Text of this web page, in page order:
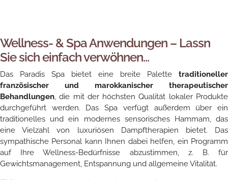
Wellness- & Spa Anwendungen – Lassn
Sie sich einfach verwöhnen…
Das Paradis Spa bietet eine breite Palette traditioneller
französischer und marokkanischer therapeutischer
Behandlungen, die mit der höchsten Qualität lokaler Produkte
durchgeführt werden. Das Spa verfügt außerdem über ein
traditionelles und ein modernes sensorisches Hammam, das
eine Vielzahl von luxuriösen Dampftherapien bietet. Das
sympathische Personal kann Ihnen dabei helfen, ein Programm
auf Ihre Wellness-Bedürfnisse abzustimmen, z. B. für
Gewichtsmanagement, Entspannung und allgemeine Vitalität.